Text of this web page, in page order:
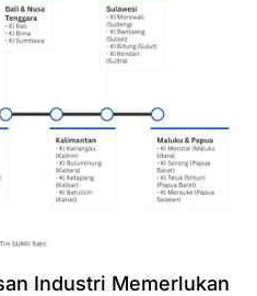
Industri Memerlukan